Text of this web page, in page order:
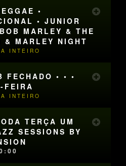
•
• JUNIOR
MARLEY & THE
& MARLEY NIGHT
INTEIRO
FECHADO • • •
FEIRA
INTEIRO
TERÇA UM
SESSIONS BY